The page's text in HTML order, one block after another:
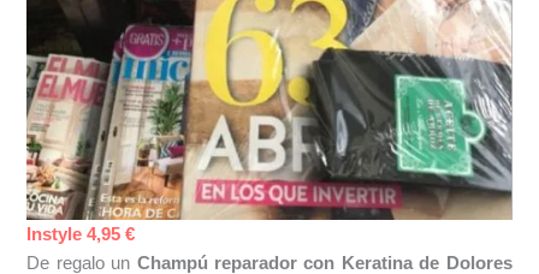
Instyle 4,95 €
De regalo un Champú reparador con Keratina de Dolores